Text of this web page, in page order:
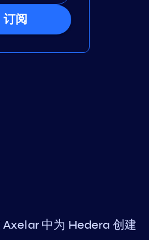
中为 Hedera 创建
订阅